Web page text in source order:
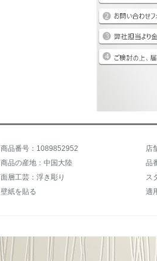
商品番号：1089852952
店
商品の産地：中国大陸
品
面層工芸：浮き彫り
ス
壁紙を貼る 適